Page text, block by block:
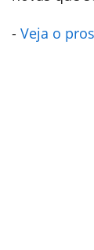
- Veja o